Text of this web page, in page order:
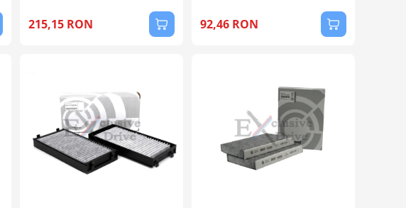
215,15 RON 92,46 RON